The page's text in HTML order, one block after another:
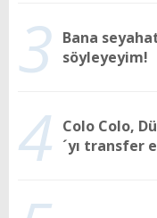
3 Bana
söyleyeyim!
4 Colo Colo,
´yı transfer